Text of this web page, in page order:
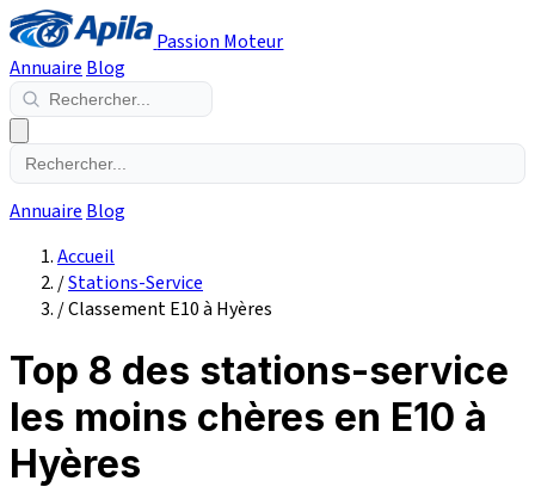
Passion Moteur
Annuaire Blog
Annuaire Blog
Accueil
/Stations-Service
/Classement E10 à Hyères
Top 8 des stations-service
les moins chères en E10 à
Hyères